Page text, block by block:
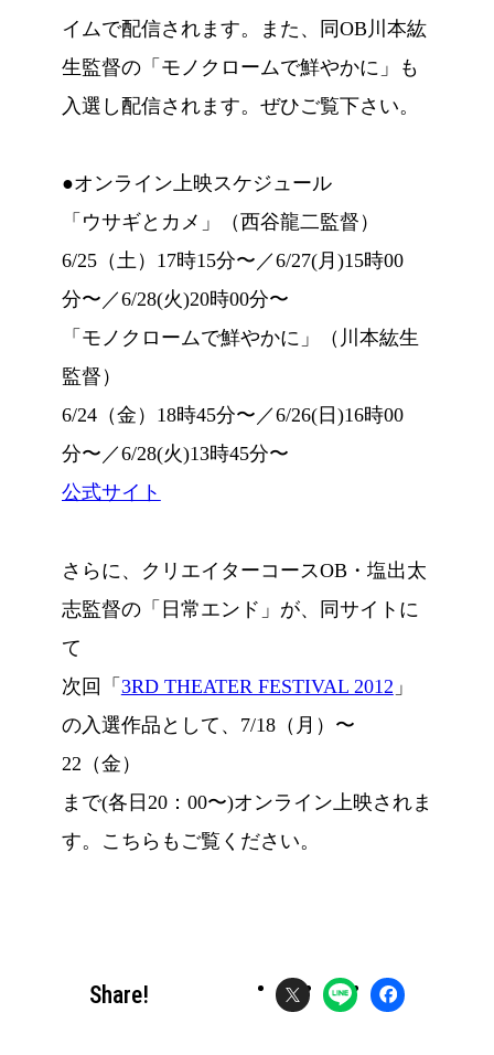
イムで配信されます。また、同OB川本紘
生監督の「モノクロームで鮮やかに」も
入選し配信されます。ぜひご覧下さい。
●オンライン上映スケジュール
「ウサギとカメ」（西谷龍二監督）
6/25（土）17時15分〜／6/27(月)15時00
分〜／6/28(火)20時00分〜
「モノクロームで鮮やかに」（川本紘生
監督）
6/24（金）18時45分〜／6/26(日)16時00
分〜／6/28(火)13時45分〜
公式サイト
さらに、クリエイターコースOB・塩出太
志監督の「日常エンド」が、同サイトに
て
次回「 3RD THEATER FESTIVAL 2012 」
の入選作品として、7/18（月）〜
22（金）
まで(各日20：00〜)オンライン上映されま
す。こちらもご覧ください。
Share!